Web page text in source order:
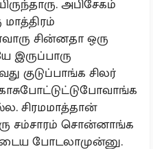
அபிசேகம்
சின்னதா ஒரு
குடுப்பாங்க சிலர்
காசுபோட்டுட்டுபோவாங்க
சிரமமாத்தான்
சம்சாரம் சொன்னாங்க
போடலாமுன்னு.